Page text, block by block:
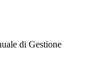
di Gestione